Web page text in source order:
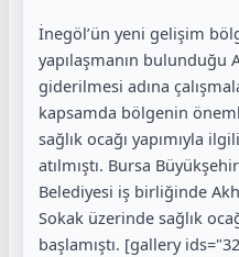
İnegöl’ün yeni gelişim
yapılaşmanın bulunduğu
giderilmesi adına
kapsamda bölgenin
sağlık ocağı yapımıyla
atılmıştı. Bursa
Belediyesi iş birliğinde
Sokak üzerinde sağlık
başlamıştı. [gallery